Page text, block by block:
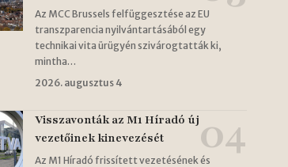
Az MCC Brussels felfüggesztése az EU
transzparencia nyilvántartásából egy
technikai vita ürügyén szivárogtatták ki,
mintha…
2026. augusztus 4
Visszavonták az M1 Híradó új
vezetőinek kinevezését
Az M1 Híradó frissített vezetésének és